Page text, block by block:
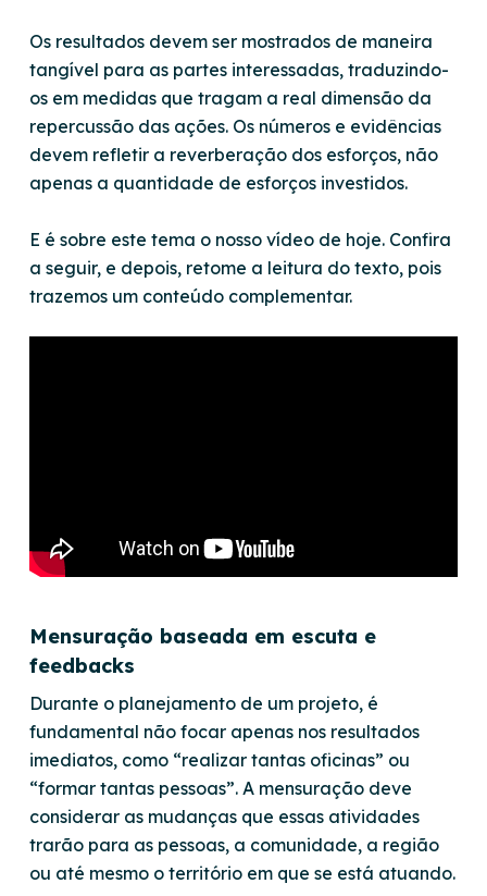
Os resultados devem ser mostrados de maneira
tangível para as partes interessadas, traduzindo-
os em medidas que tragam a real dimensão da
repercussão das ações. Os números e evidências
devem refletir a reverberação dos esforços, não
apenas a quantidade de esforços investidos.
E é sobre este tema o nosso vídeo de hoje. Confira
a seguir, e depois, retome a leitura do texto, pois
trazemos um conteúdo complementar.
Mensuração baseada em escuta e
feedbacks
Durante o planejamento de um projeto, é
fundamental não focar apenas nos resultados
imediatos, como “realizar tantas oficinas” ou
“formar tantas pessoas”. A mensuração deve
considerar as mudanças que essas atividades
trarão para as pessoas, a comunidade, a região
ou até mesmo o território em que se está atuando.